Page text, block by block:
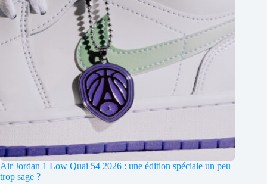
Air Jordan 1 Low Quai 54 2026 : une édition spéciale un peu
trop sage ?